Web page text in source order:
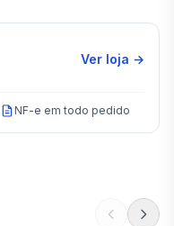
Ver loja →
NF-e em todo pedido